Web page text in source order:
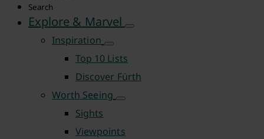
Search
Explore & Marvel
Inspiration
Top 10 Lists
Discover Fürth
Worth Seeing
Sights
Viewpoints